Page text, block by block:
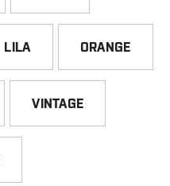
LILA ORANGE
VINTAGE